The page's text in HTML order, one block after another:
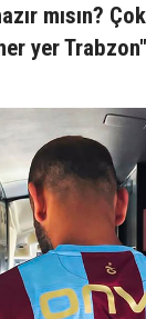
mısın?
yer Trabzon"